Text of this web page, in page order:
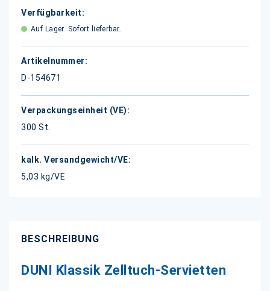
Auf Lager. Sofort lieferbar.
D-154671
300 St.
5,03 kg/VE
BESCHREIBUNG
DUNI Klassik Zelltuch-Servietten